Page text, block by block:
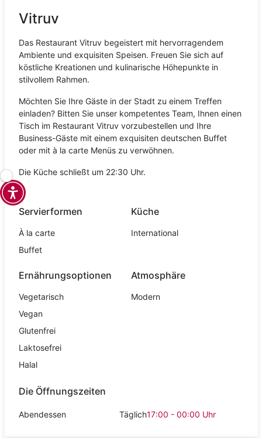
Vitruv
Das Restaurant Vitruv begeistert mit hervorragendem
Ambiente und exquisiten Speisen. Freuen Sie sich auf
köstliche Kreationen und kulinarische Höhepunkte in
stilvollem Rahmen.
Möchten Sie Ihre Gäste in der Stadt zu einem Treffen
einladen? Bitten Sie unser kompetentes Team, Ihnen einen
Tisch im Restaurant Vitruv vorzubestellen und Ihre
Business-Gäste mit einem exquisiten deutschen Buffet
oder mit à la carte Menüs zu verwöhnen.
Die Küche schließt um 22:30 Uhr.
Servierformen
À la carte
Buffet
Küche
International
Ernährungsoptionen
Vegetarisch
Vegan
Glutenfrei
Laktosefrei
Halal
Atmosphäre
Modern
Die Öffnungszeiten
Abendessen Täglich17:00 - 00:00 Uhr